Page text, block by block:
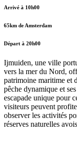
Arrivé à 10h00
65km de Amsterdam
Départ à 20h00
Ijmuiden, une ville
vers la mer du Nord,
patrimoine maritime et
pêche dynamique et
escapade unique pour
visiteurs peuvent
observer les activités
réserves naturelles